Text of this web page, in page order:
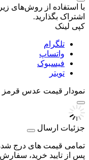
با استفاده از روش‌های
اشتراک بگذارید.
کپی لینک
تلگرام
واتساپ
فیسبوک
تویتر
نمودار قیمت عدس قرمز
جزئیات ارسال
تمامی قیمت های درج
پس از تایید خرید،